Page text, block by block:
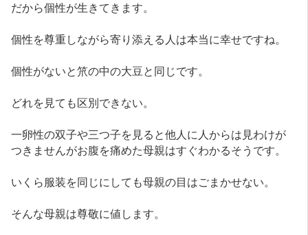
だから個性が生きてきます。
個性を尊重しながら寄り添える人は本当に幸せですね。
個性がないと笊の中の大豆と同じです。
どれを見ても区別できない。
一卵性の双子や三つ子を見ると他人に人からは見わけが
つきませんがお腹を痛めた母親はすぐわかるそうです。
いくら服装を同じにしても母親の目はごまかせない。
そんな母親は尊敬に値します。